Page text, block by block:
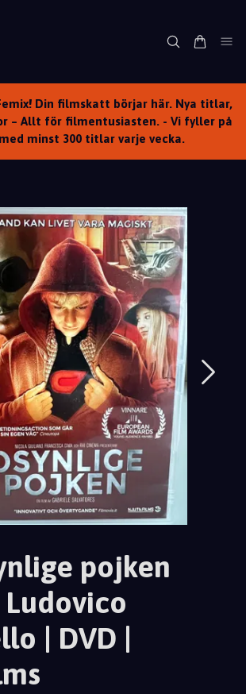
Din filmskatt börjar här. Nya titlar,
– Allt för filmentusiasten. - Vi fyller på
minst 300 titlar varje vecka.
pojken
Ludovico
| DVD |